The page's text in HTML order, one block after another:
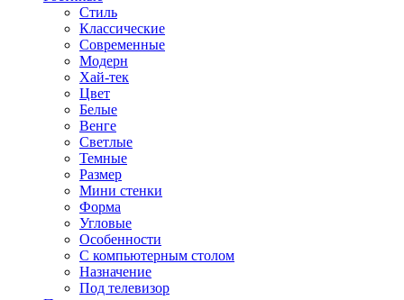
Стиль
Классические
Современные
Модерн
Хай-тек
Цвет
Белые
Венге
Светлые
Темные
Размер
Мини стенки
Форма
Угловые
Особенности
С компьютерным столом
Назначение
Под телевизор